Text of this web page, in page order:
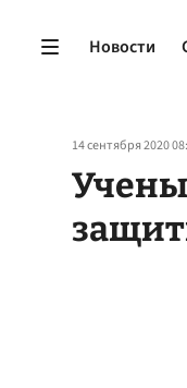
Новости
14 сентября 2020